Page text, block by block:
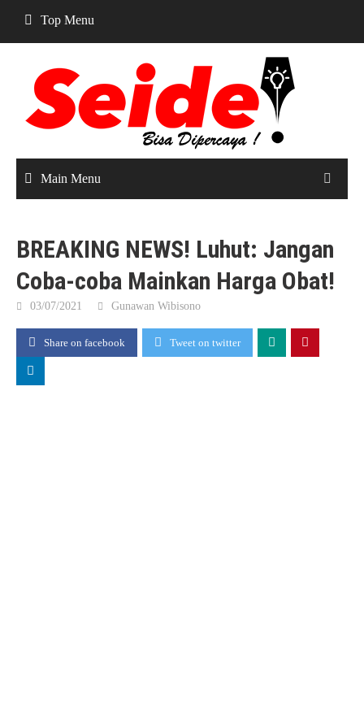
content
Top Menu
Main Menu
BREAKING NEWS! Luhut: Jangan
Coba-coba Mainkan Harga Obat!
03/07/2021 Gunawan Wibisono
Share on facebook Tweet on twitter